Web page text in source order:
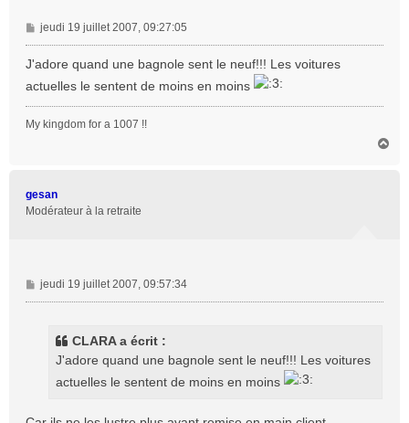
M
e
s
a
g
e
jeudi 19 juillet 2007, 09:27:05
J'adore quand une bagnole sent le neuf!!! Les voitures
actuelles le sentent de moins en moins
My kingdom for a 1007 !!
gesan
Modérateur à la retraite
M
e
jeudi 19 juillet 2007, 09:57:34
CLARA a écrit :
J'adore quand une bagnole sent le neuf!!! Les voitures
actuelles le sentent de moins en moins